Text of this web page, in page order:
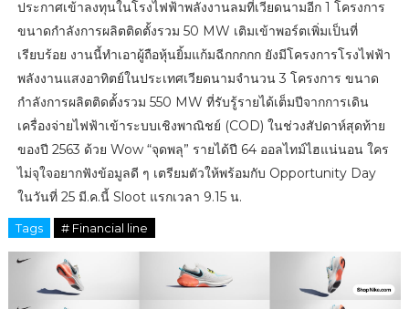
ประกาศเข้าลงทุนในโรงไฟฟ้าพลังงานลมที่เวียดนามอีก 1 โครงการ
ขนาดกำลังการผลิตติดตั้งรวม 50 MW เติมเข้าพอร์ตเพิ่มเป็นที่
เรียบร้อย งานนี้ทำเอาผู้ถือหุ้นยิ้มแก้มฉีกกกกก ยังมีโครงการโรงไฟฟ้า
พลังงานแสงอาทิตย์ในประเทศเวียดนามจำนวน 3 โครงการ ขนาด
กำลังการผลิตติดตั้งรวม 550 MW ที่รับรู้รายได้เต็มปีจากการเดิน
เครื่องจ่ายไฟฟ้าเข้าระบบเชิงพาณิชย์ (COD) ในช่วงสัปดาห์สุดท้าย
ของปี 2563 ด้วย Wow “จุดพลุ” รายได้ปี 64 ออลไทม์ไฮแน่นอน ใคร
ไม่จุใจอยากฟังข้อมูลดี ๆ เตรียมตัวให้พร้อมกับ Opportunity Day
ในวันที่ 25 มี.ค.นี้ Sloot แรกเวลา 9.15 น.
Tags # Financial line